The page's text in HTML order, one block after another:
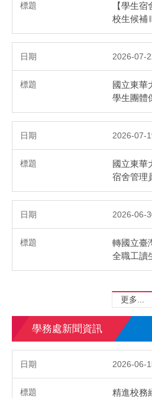
【學生
校生候補
2026-07-
國立東華
學生團體
2026-07-
國立東華
宿舍管理
2026-06-
轉國立臺
全職工讀
更多...
學務處新聞資訊
2026-06-
精進校務